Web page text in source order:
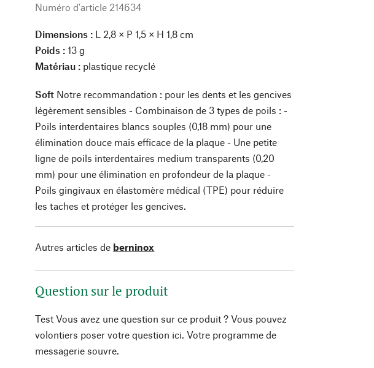
Numéro d'article 214634
Dimensions : L 2,8 × P 1,5 × H 1,8 cm
Poids :13 g
Matériau : plastique recyclé
Soft Notre recommandation : pour les dents et les gencives
légèrement sensibles - Combinaison de 3 types de poils : -
Poils interdentaires blancs souples (0,18 mm) pour une
élimination douce mais efficace de la plaque - Une petite
ligne de poils interdentaires medium transparents (0,20
mm) pour une élimination en profondeur de la plaque -
Poils gingivaux en élastomère médical (TPE) pour réduire
les taches et protéger les gencives.
Autres articles de berninox
Question sur le produit
Test Vous avez une question sur ce produit ? Vous pouvez
volontiers poser votre question ici. Votre programme de
messagerie souvre.